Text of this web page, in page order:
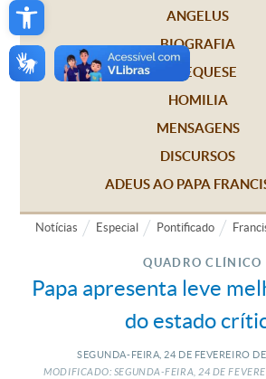
ANGELUS
BIOGRAFIA
CATEQUESE
HOMILIA
MENSAGENS
DISCURSOS
ADEUS AO PAPA
Notícias Especial Pontificado
QUADRO CLÍNICO
Papa apresenta leve
do estado
SEGUNDA-FEIRA, 24 DE FEVEREIRO DE
MODIFICADO: SEGUNDA-FEIRA, 24 DE